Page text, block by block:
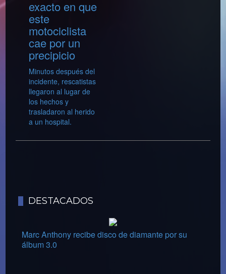
exacto en que
este
motociclista
cae por un
precipicio
Minutos después del
incidente, rescatistas
llegaron al lugar de
los hechos y
trasladaron al herido
a un hospital.
DESTACADOS
Marc Anthony recibe disco de diamante por su
álbum 3.0